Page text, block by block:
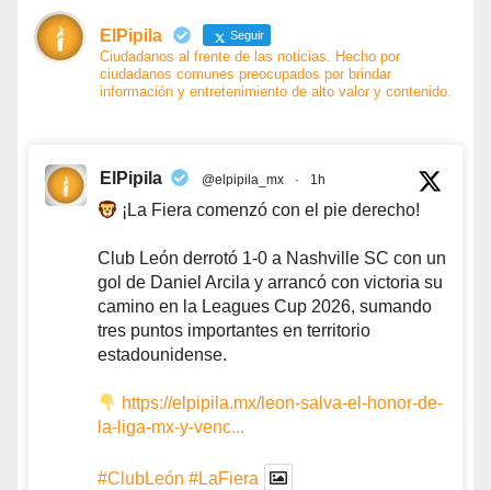
ElPipila Seguir
Ciudadanos al frente de las noticias. Hecho por
ciudadanos comunes preocupados por brindar
información y entretenimiento de alto valor y contenido.
ElPipila @elpipila_mx · 1h
¡La Fiera comenzó con el pie derecho!
Club León derrotó 1-0 a Nashville SC con un
gol de Daniel Arcila y arrancó con victoria su
camino en la Leagues Cup 2026, sumando
tres puntos importantes en territorio
estadounidense.
https://elpipila.mx/leon-salva-el-honor-de-
la-liga-mx-y-venc...
#ClubLeón #LaFiera